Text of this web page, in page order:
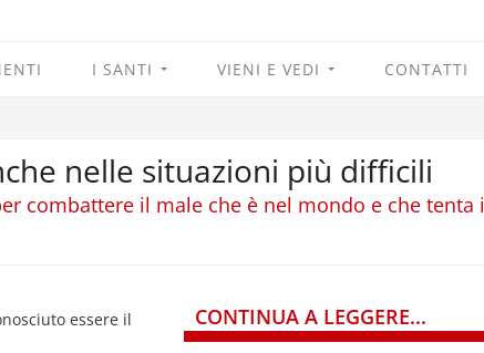
I SANTI VIENI E VEDI CONTATTI
nelle situazioni più difficili
combattere il male che è nel mondo e che tenta i
essere il
CONTINUA A LEGGERE...